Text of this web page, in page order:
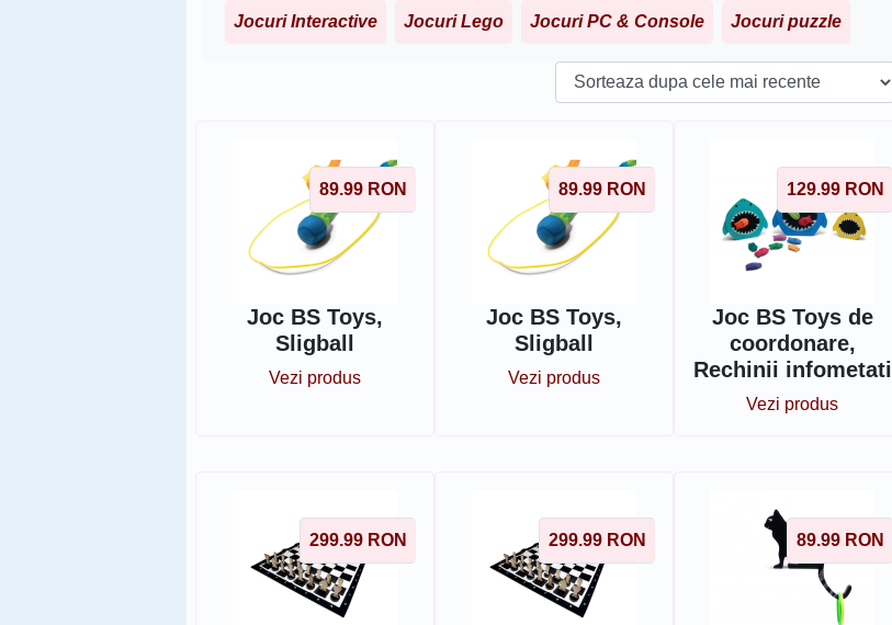
Jocuri Interactive Jocuri Lego Jocuri PC & Console Jocuri puzzle
89.99 RON
Joc BS Toys,
Sligball
Vezi produs
89.99 RON
Joc BS Toys,
Sligball
Vezi produs
129.99 RON
Joc BS Toys de
coordonare,
Rechinii infometati
Vezi produs
299.99 RON 299.99 RON 89.99 RON